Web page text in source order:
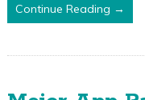
Continue Reading →